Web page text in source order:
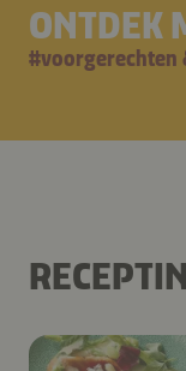
ONTDEK
#voorgerechten